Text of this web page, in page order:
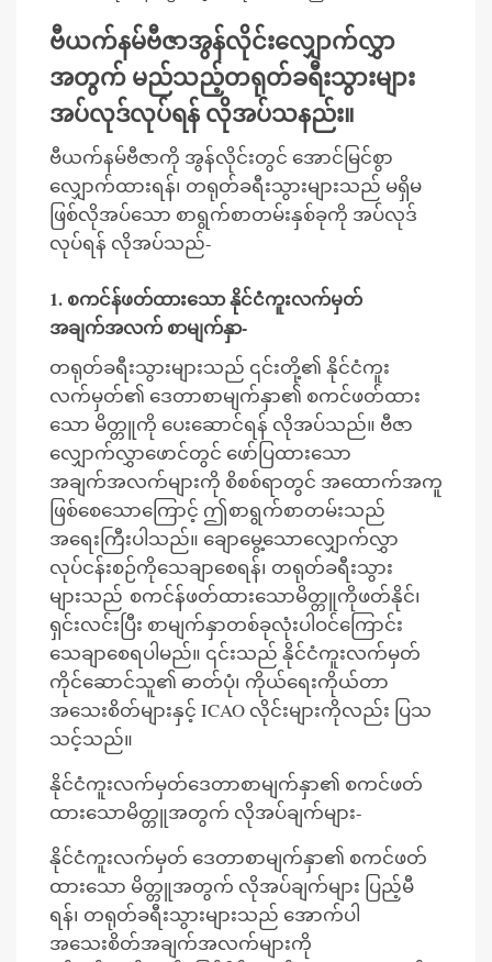
ဗီယက်နမ်ဗီဇာအွန်လိုင်းလျှောက်လွှာ
အတွက် မည်သည့်တရုတ်ခရီးသွားများ
အပ်လုဒ်လုပ်ရန် လိုအပ်သနည်း။
ဗီယက်နမ်ဗီဇာကို အွန်လိုင်းတွင် အောင်မြင်စွာ
လျှောက်ထားရန်၊ တရုတ်ခရီးသွားများသည် မရှိမ
ဖြစ်လိုအပ်သော စာရွက်စာတမ်းနှစ်ခုကို အပ်လုဒ်
လုပ်ရန် လိုအပ်သည်-
1. စကင်န်ဖတ်ထားသော နိုင်ငံကူးလက်မှတ်
အချက်အလက် စာမျက်နှာ-
တရုတ်ခရီးသွားများသည် ၎င်းတို့၏ နိုင်ငံကူး
လက်မှတ်၏ ဒေတာစာမျက်နှာ၏ စကင်ဖတ်ထား
သော မိတ္တူကို ပေးဆောင်ရန် လိုအပ်သည်။ ဗီဇာ
လျှောက်လွှာဖောင်တွင် ဖော်ပြထားသော
အချက်အလက်များကို စိစစ်ရာတွင် အထောက်အကူ
ဖြစ်စေသောကြောင့် ဤစာရွက်စာတမ်းသည်
အရေးကြီးပါသည်။ ချောမွေ့သောလျှောက်လွှာ
လုပ်ငန်းစဉ်ကိုသေချာစေရန်၊ တရုတ်ခရီးသွား
များသည် စကင်န်ဖတ်ထားသောမိတ္တူကိုဖတ်နိုင်၊
ရှင်းလင်းပြီး စာမျက်နှာတစ်ခုလုံးပါဝင်ကြောင်း
သေချာစေရပါမည်။ ၎င်းသည် နိုင်ငံကူးလက်မှတ်
ကိုင်ဆောင်သူ၏ ဓာတ်ပုံ၊ ကိုယ်ရေးကိုယ်တာ
အသေးစိတ်များနှင့် ICAO လိုင်းများကိုလည်း ပြသ
သင့်သည်။
နိုင်ငံကူးလက်မှတ်ဒေတာစာမျက်နှာ၏ စကင်ဖတ်
ထားသောမိတ္တူအတွက် လိုအပ်ချက်များ-
နိုင်ငံကူးလက်မှတ် ဒေတာစာမျက်နှာ၏ စကင်ဖတ်
ထားသော မိတ္တူအတွက် လိုအပ်ချက်များ ပြည့်မီ
ရန်၊ တရုတ်ခရီးသွားများသည် အောက်ပါ
အသေးစိတ်အချက်အလက်များကို